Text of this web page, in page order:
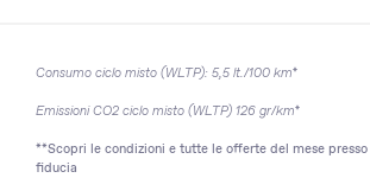
Consumo ciclo misto (WLTP): 5,5 lt./100 km*
Emissioni CO2 ciclo misto (WLTP) 126 gr/km*
**Scopri le condizioni e tutte le offerte del mese
fiducia